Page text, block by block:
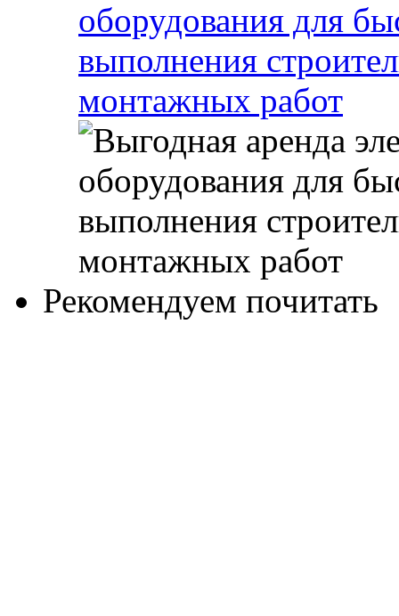
оборудования для
выполнения
монтажных работ
Рекомендуем почитать